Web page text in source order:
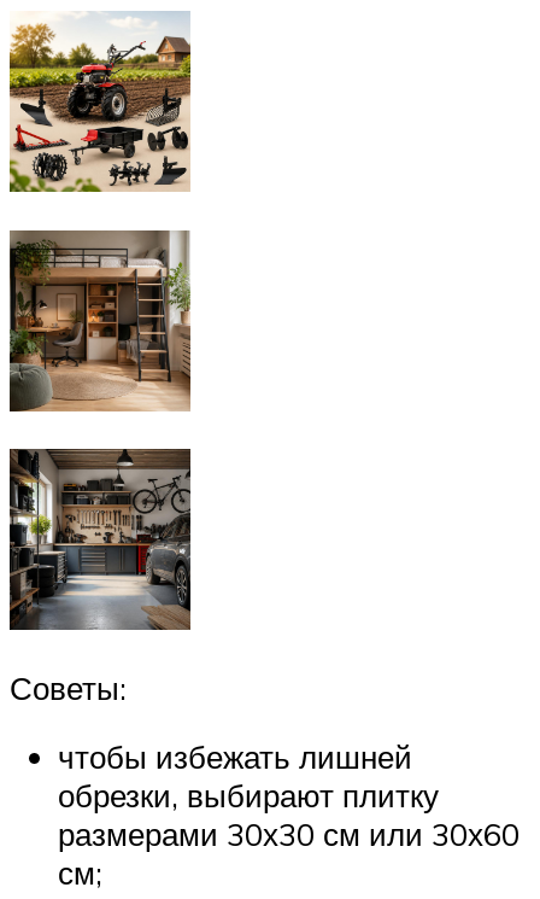
Советы:
чтобы избежать лишней
обрезки, выбирают плитку
размерами 30х30 см или 30х60
см;